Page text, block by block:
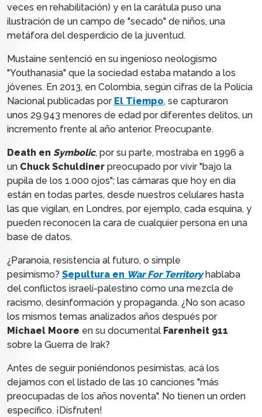
veces en rehabilitación) y en la carátula puso una
ilustración de un campo de "secado" de niños, una
metáfora del desperdicio de la juventud.
Mustaine sentenció en su ingenioso neologismo
"Youthanasia" que la sociedad estaba matando a los
jóvenes. En 2013, en Colombia, según cifras de la Policía
Nacional publicadas por El Tiempo, se capturaron
unos 29.943 menores de edad por diferentes delitos, un
incremento frente al año anterior. Preocupante.
Death en Symbolic, por su parte, mostraba en 1996 a
un Chuck Schuldiner preocupado por vivir "bajo la
pupila de los 1.000 ojos"; las cámaras que hoy en día
están en todas partes, desde nuestros celulares hasta
las que vigilan, en Londres, por ejemplo, cada esquina, y
pueden reconocen la cara de cualquier persona en una
base de datos.
¿Paranoia, resistencia al futuro, o simple
pesimismo? Sepultura en War For Territory hablaba
del conflictos israelí-palestino como una mezcla de
racismo, desinformación y propaganda. ¿No son acaso
los mismos temas analizados años después por
Michael Moore en su documental Farenheit 911
sobre la Guerra de Irak?
Antes de seguir poniéndonos pesimistas, acá los
dejamos con el listado de las 10 canciones "más
preocupadas de los años noventa". No tienen un orden
específico. ¡Disfruten!